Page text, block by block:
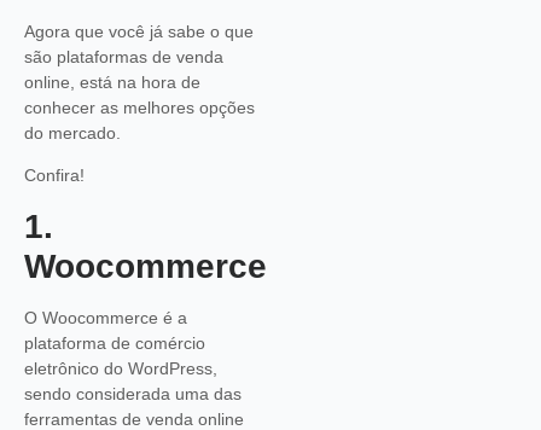
Agora que você já sabe o que
são plataformas de venda
online, está na hora de
conhecer as melhores opções
do mercado.
Confira!
1.
Woocommerce
O Woocommerce é a
plataforma de comércio
eletrônico do WordPress,
sendo considerada uma das
ferramentas de venda online